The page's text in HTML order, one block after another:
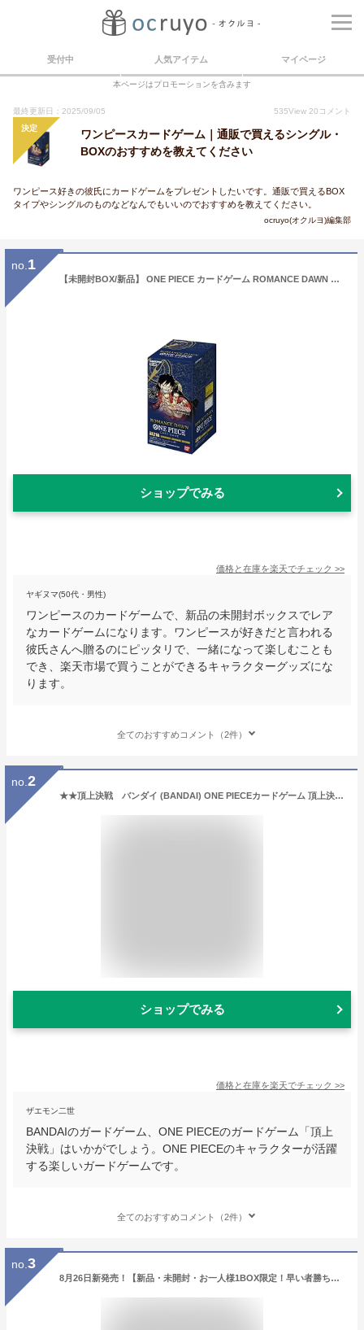
受付中 人気アイテム マイページ
本ページはプロモーションを含みます
最終更新日：2025/09/05 535View 20 コメント
決定
ワンピースカードゲーム｜通販で買えるシングル・
BOXのおすすめを教えてください
ワンピース好きの彼氏にカードゲームをプレゼントしたいです。通販で買えるBOX
タイプやシングルのものなどなんでもいいのでおすすめを教えてください。
ocruyo(オクルヨ)編集部
no. 1
【未開封BOX/新品】 ONE PIECE カードゲーム ROMANCE DAWN OP-01 BOX 倉庫L
ショップでみる
価格と在庫を楽天でチェック >>
ヤギヌマ(50代・男性)
ワンピースのカードゲームで、新品の未開封ボックスでレア
なカードゲームになります。ワンピースが好きだと言われる
彼氏さんへ贈るのにピッタリで、一緒になって楽しむことも
でき、楽天市場で買うことができるキャラクターグッズにな
ります。
全てのおすすめコメント（2件）
no. 2
★★頂上決戦 バンダイ (BANDAI) ONE PIECEカードゲーム 頂上決戦【OP-02】(BOX)
ショップでみる
価格と在庫を楽天でチェック >>
ザエモン二世
BANDAIのガードゲーム、ONE PIECEのガードゲーム「頂上
決戦」はいかがでしょう。ONE PIECEのキャラクターが活躍
する楽しいガードゲームです。
全てのおすすめコメント（2件）
no. 3
8月26日新発売！【新品・未開封・お一人様1BOX限定！早い者勝ち！】ワンピースカードゲーム OP05 ONE PIECE 新時代の主役BOX